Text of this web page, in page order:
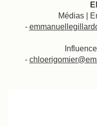
Médias |
-
-